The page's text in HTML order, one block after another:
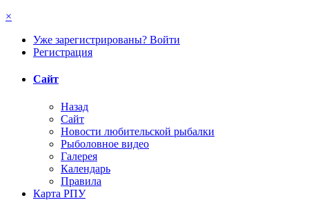
×
Уже зарегистрированы? Войти
Регистрация
Сайт
Назад
Сайт
Новости любительской рыбалки
Рыболовное видео
Галерея
Календарь
Правила
Карта РПУ